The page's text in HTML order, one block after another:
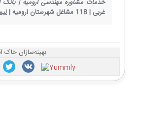
خدمات مشاوره مهندسی ارومیه | بانک
غربی |118 مشاغل شهرستان ارومیه |
بهینه‌سازان خاک